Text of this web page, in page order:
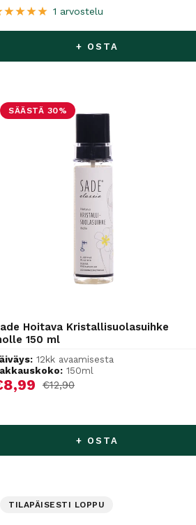
1 arvostelu
+ OSTA
SÄÄSTÄ 30%
Hoitava Kristallisuolasuihke
150 ml
12kk avaamisesta
150ml
Normaalihinta
€12,90
+ OSTA
TILAPÄISESTI LOPPU